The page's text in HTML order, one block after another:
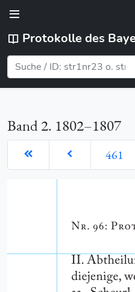
Protokolle des
Band 2. 1802–1807
461